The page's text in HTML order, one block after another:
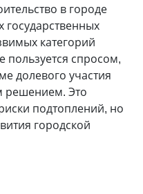
в городе
государственных
категорий
пользуется спросом,
долевого участия
решением. Это
подтоплений, но
городской